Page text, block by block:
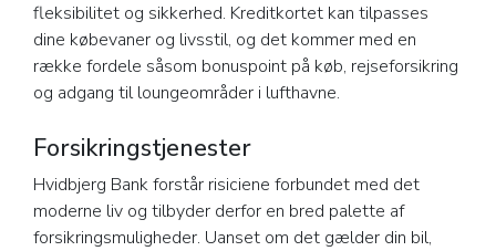
fleksibilitet og sikkerhed. Kreditkortet kan tilpasses
dine købevaner og livsstil, og det kommer med en
række fordele såsom bonuspoint på køb, rejseforsikring
og adgang til loungeområder i lufthavne.
Forsikringstjenester
Hvidbjerg Bank forstår risiciene forbundet med det
moderne liv og tilbyder derfor en bred palette af
forsikringsmuligheder. Uanset om det gælder din bil,